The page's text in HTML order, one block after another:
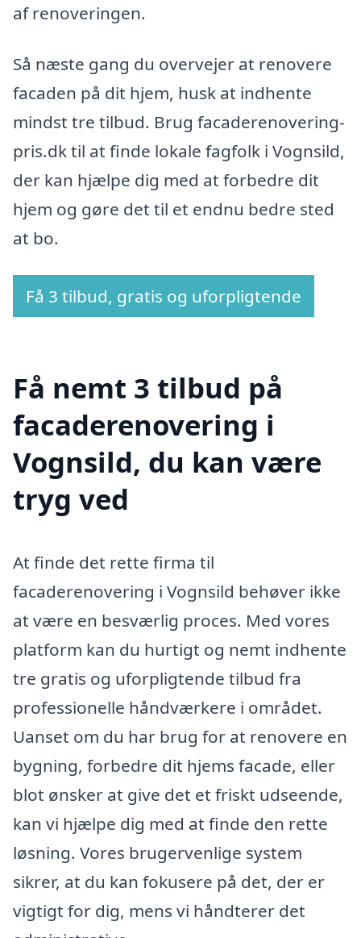
af renoveringen.
Så næste gang du overvejer at renovere
facaden på dit hjem, husk at indhente
mindst tre tilbud. Brug facaderenovering-
pris.dk til at finde lokale fagfolk i Vognsild,
der kan hjælpe dig med at forbedre dit
hjem og gøre det til et endnu bedre sted
at bo.
Få 3 tilbud, gratis og uforpligtende
Få nemt 3 tilbud på
facaderenovering i
Vognsild, du kan være
tryg ved
At finde det rette firma til
facaderenovering i Vognsild behøver ikke
at være en besværlig proces. Med vores
platform kan du hurtigt og nemt indhente
tre gratis og uforpligtende tilbud fra
professionelle håndværkere i området.
Uanset om du har brug for at renovere en
bygning, forbedre dit hjems facade, eller
blot ønsker at give det et friskt udseende,
kan vi hjælpe dig med at finde den rette
løsning. Vores brugervenlige system
sikrer, at du kan fokusere på det, der er
vigtigt for dig, mens vi håndterer det